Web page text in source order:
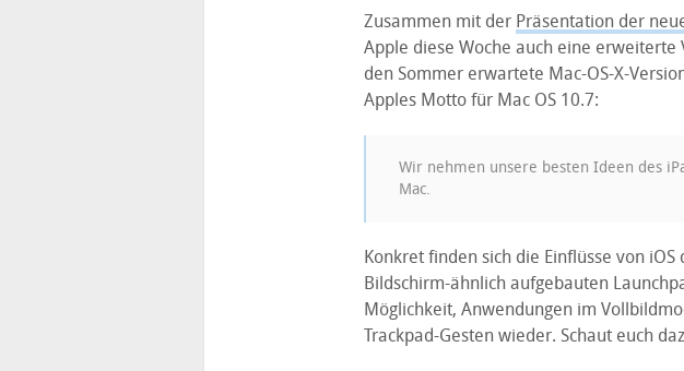
Zusammen mit der Präsentation der
Apple diese Woche auch eine erweiterte
den Sommer erwartete Mac-OS-X-
Apples Motto für Mac OS 10.7:
Wir nehmen unsere besten Ideen des
Mac.
Konkret finden sich die Einflüsse von
Bildschirm-ähnlich aufgebauten
Möglichkeit, Anwendungen im
Trackpad-Gesten wieder. Schaut euch